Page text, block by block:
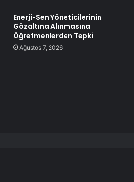
Enerji-Sen Yöneticilerinin
Gözaltına Alınmasına
Öğretmenlerden Tepki
Ağustos 7, 2026